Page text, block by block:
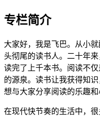
专栏简介
大家好，我是飞巴。从小
头彻尾的读书人。二十年
读完了上千本书。阅读不
的源泉。读书让我获得知
想与大家分享阅读的乐趣和
在现代快节奏的生活中，